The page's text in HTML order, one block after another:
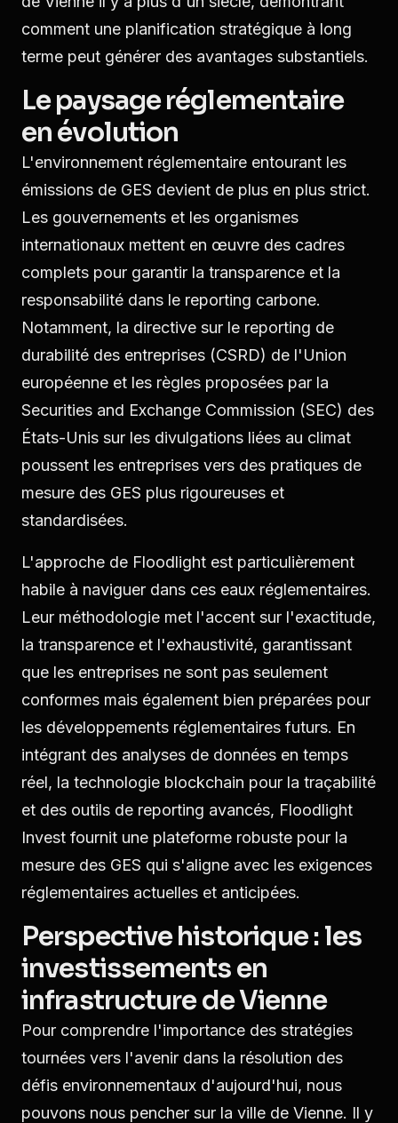
comment une planification stratégique à long
terme peut générer des avantages substantiels.
Le paysage réglementaire
en évolution
L'environnement réglementaire entourant les
émissions de GES devient de plus en plus strict.
Les gouvernements et les organismes
internationaux mettent en œuvre des cadres
complets pour garantir la transparence et la
responsabilité dans le reporting carbone.
Notamment, la directive sur le reporting de
durabilité des entreprises (CSRD) de l'Union
européenne et les règles proposées par la
Securities and Exchange Commission (SEC) des
États-Unis sur les divulgations liées au climat
poussent les entreprises vers des pratiques de
mesure des GES plus rigoureuses et
standardisées.
L'approche de Floodlight est particulièrement
habile à naviguer dans ces eaux réglementaires.
Leur méthodologie met l'accent sur l'exactitude,
la transparence et l'exhaustivité, garantissant
que les entreprises ne sont pas seulement
conformes mais également bien préparées pour
les développements réglementaires futurs. En
intégrant des analyses de données en temps
réel, la technologie blockchain pour la traçabilité
et des outils de reporting avancés, Floodlight
Invest fournit une plateforme robuste pour la
mesure des GES qui s'aligne avec les exigences
réglementaires actuelles et anticipées.
Perspective historique : les
investissements en
infrastructure de Vienne
Pour comprendre l'importance des stratégies
tournées vers l'avenir dans la résolution des
défis environnementaux d'aujourd'hui, nous
pouvons nous pencher sur la ville de Vienne. Il y